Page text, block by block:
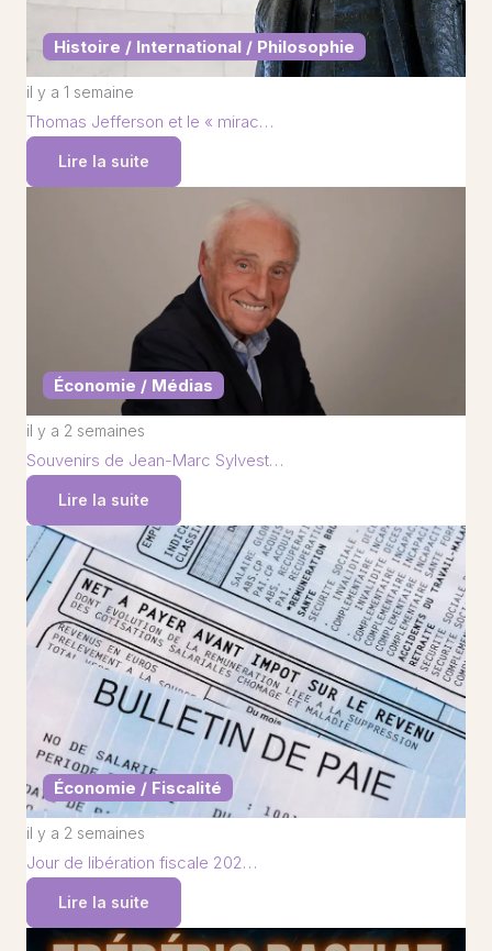
Histoire / International / Philosophie
il y a 1 semaine
Thomas Jefferson et le « mirac…
Lire la suite
Économie / Médias
il y a 2 semaines
Souvenirs de Jean-Marc Sylvest…
Lire la suite
Économie / Fiscalité
il y a 2 semaines
Jour de libération fiscale 202…
Lire la suite